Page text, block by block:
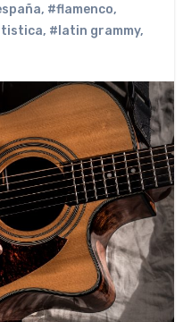
, #flamenco,
, #latin grammy,